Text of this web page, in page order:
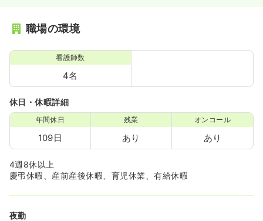
職場の環境
看護師数
4名
休日・休暇詳細
年間休日
109日
残業
あり
オンコール
あり
4週8休以上
慶弔休暇、産前産後休暇、育児休業、有給休暇
夜勤